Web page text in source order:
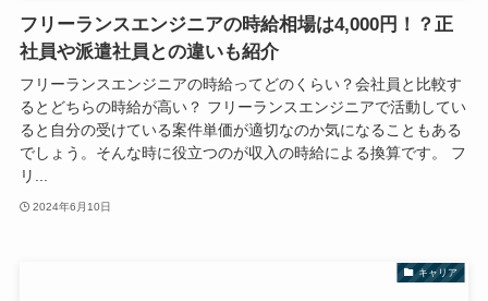
フリーランスエンジニアの時給相場は4,000円！？正
社員や派遣社員との違いも紹介
フリーランスエンジニアの時給ってどのくらい？会社員と比較す
るとどちらの時給が高い？ フリーランスエンジニアで活動してい
ると自分の受けている案件単価が適切なのか気になることもある
でしょう。そんな時に役立つのが収入の時給による換算です。 フ
リ...
2024年6月10日
キャリア